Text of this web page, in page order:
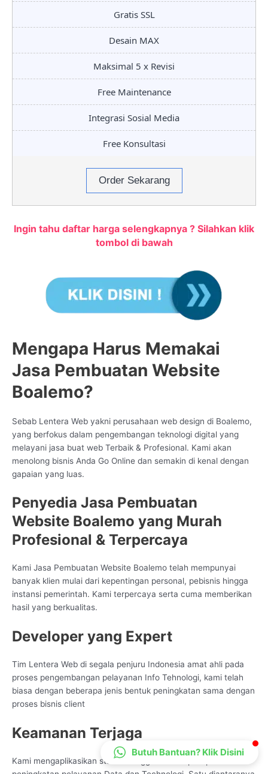
Gratis SSL
Desain MAX
Maksimal 5 x Revisi
Free Maintenance
Integrasi Sosial Media
Free Konsultasi
Order Sekarang
Ingin tahu daftar harga selengkapnya ? Silahkan klik
tombol di bawah
Mengapa Harus Memakai
Jasa Pembuatan Website
Boalemo?
Sebab Lentera Web yakni perusahaan web design di Boalemo,
yang berfokus dalam pengembangan teknologi digital yang
melayani jasa buat web Terbaik & Profesional. Kami akan
menolong bisnis Anda Go Online dan semakin di kenal dengan
gapaian yang luas.
Penyedia Jasa Pembuatan
Website Boalemo yang Murah
Profesional & Terpercaya
Kami Jasa Pembuatan Website Boalemo telah mempunyai
banyak klien mulai dari kepentingan personal, pebisnis hingga
instansi pemerintah. Kami terpercaya serta cuma memberikan
hasil yang berkualitas.
Developer yang Expert
Tim Lentera Web di segala penjuru Indonesia amat ahli pada
proses pengembangan pelayanan Info Tehnologi, kami telah
biasa dengan beberapa jenis bentuk peningkatan sama dengan
proses bisnis client
Keamanan Terjaga
Kami mengaplikasikan standar tinggi untuk tiap-tiap
CS Lenteraweb
Online
Butuh Bantuan? Klik Disini